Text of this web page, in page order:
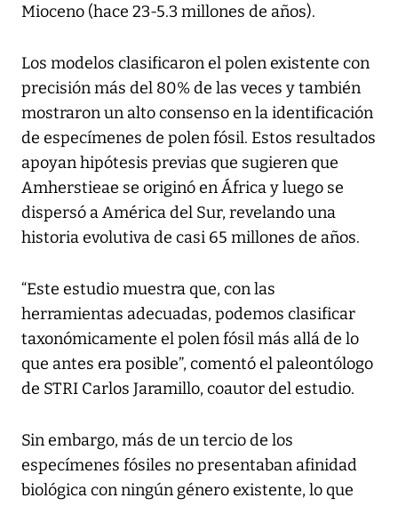
Mioceno (hace 23-5.3 millones de años).
Los modelos clasificaron el polen existente con
precisión más del 80% de las veces y también
mostraron un alto consenso en la identificación
de especímenes de polen fósil. Estos resultados
apoyan hipótesis previas que sugieren que
Amherstieae se originó en África y luego se
dispersó a América del Sur, revelando una
historia evolutiva de casi 65 millones de años.
“Este estudio muestra que, con las
herramientas adecuadas, podemos clasificar
taxonómicamente el polen fósil más allá de lo
que antes era posible”, comentó el paleontólogo
de STRI Carlos Jaramillo, coautor del estudio.
Sin embargo, más de un tercio de los
especímenes fósiles no presentaban afinidad
biológica con ningún género existente, lo que